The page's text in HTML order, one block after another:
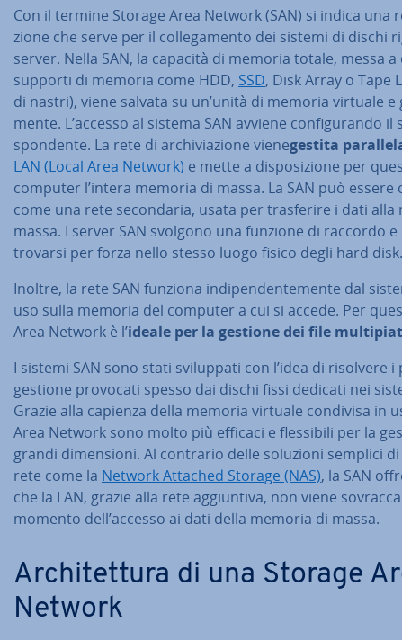
Con il termine Storage Area Network (SAN) si indica una
zio­ne che serve per il col­le­ga­men­to dei sistemi di dischi
server. Nella SAN, la capacità di memoria totale, messa
supporti di memoria come HDD, SSD, Disk Array o Tape
di nastri), viene salvata su un’unità di memoria virtuale
men­te. L’accesso al sistema SAN avviene con­fi­gu­ran­do
spon­den­te. La rete di ar­chi­via­zio­ne vienegestita
LAN (Local Area Network) e mette a di­spo­si­zio­ne per
computer l’intera memoria di massa. La SAN può essere
come una rete se­con­da­ria, usata per tra­sfe­ri­re i dati alla
massa. I server SAN svolgono una funzione di raccordo
trovarsi per forza nello stesso luogo fisico degli hard disk.
Inoltre, la rete SAN funziona in­di­pen­den­te­men­te dal
uso sulla memoria del computer a cui si accede. Per
Area Network è l’ideale per la gestione dei file
I sistemi SAN sono stati svi­lup­pa­ti con l’idea di risolvere
gestione provocati spesso dai dischi fissi dedicati nei
Grazie alla capienza della memoria virtuale condivisa in
Area Network sono molto più efficaci e fles­si­bi­li per la
grandi di­men­sio­ni. Al contrario delle soluzioni semplici
rete come la Network Attached Storage (NAS), la SAN
che la LAN, grazie alla rete ag­giun­ti­va, non viene
momento dell’accesso ai dati della memoria di massa.
Ar­chi­tet­tu­ra di una Storage
Network